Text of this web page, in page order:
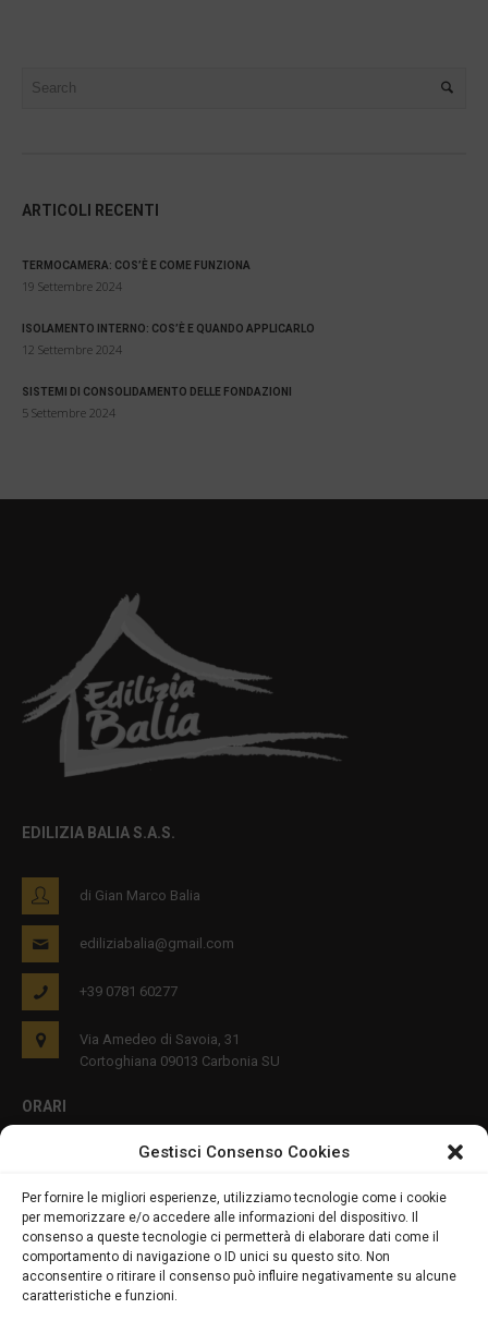
Gestisci Consenso Cookies
Per fornire le migliori esperienze, utilizziamo tecnologie come i cookie
per memorizzare e/o accedere alle informazioni del dispositivo. Il
consenso a queste tecnologie ci permetterà di elaborare dati come il
comportamento di navigazione o ID unici su questo sito. Non
acconsentire o ritirare il consenso può influire negativamente su alcune
caratteristiche e funzioni.
ARTICOLI RECENTI
TERMOCAMERA: COS’È E COME FUNZIONA
19 Settembre 2024
ISOLAMENTO INTERNO: COS’È E QUANDO APPLICARLO
12 Settembre 2024
SISTEMI DI CONSOLIDAMENTO DELLE FONDAZIONI
5 Settembre 2024
EDILIZIA BALIA S.A.S.
di Gian Marco Balia
ediliziabalia@gmail.com
+39 0781 60277
Via Amedeo di Savoia, 31
Cortoghiana 09013 Carbonia SU
ORARI
PRIVACY E COOKIES
DICHIARAZIONE SULLA PRIVACY (UE)